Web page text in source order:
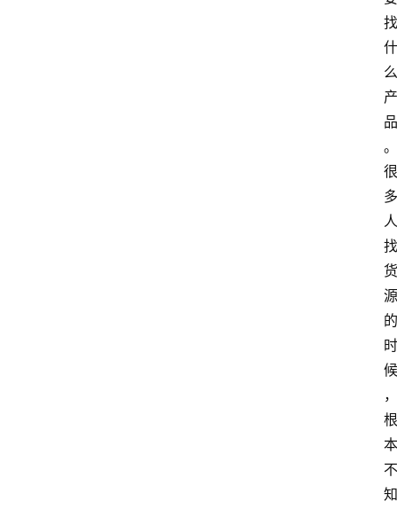
找
什
么
产
品
。
很
多
人
找
货
源
的
时
候
，
根
本
不
知